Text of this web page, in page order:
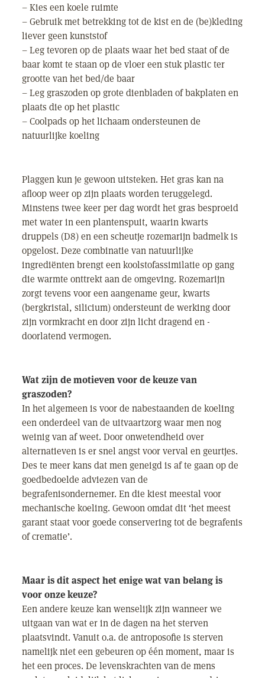
– Kies een koele ruimte
– Gebruik met betrekking tot de kist en de (be)kleding
liever geen kunststof
– Leg tevoren op de plaats waar het bed staat of de
baar komt te staan op de vloer een stuk plastic ter
grootte van het bed/de baar
– Leg graszoden op grote dienbladen of bakplaten en
plaats die op het plastic
– Coolpads op het lichaam ondersteunen de
natuurlijke koeling
Plaggen kun je gewoon uitsteken. Het gras kan na
afloop weer op zijn plaats worden teruggelegd.
Minstens twee keer per dag wordt het gras besproeid
met water in een plantenspuit, waarin kwarts
druppels (D8) en een scheutje rozemarijn badmelk is
opgelost. Deze combinatie van natuurlijke
ingrediënten brengt een koolstofassimilatie op gang
die warmte onttrekt aan de omgeving. Rozemarijn
zorgt tevens voor een aangename geur, kwarts
(bergkristal, silicium) ondersteunt de werking door
zijn vormkracht en door zijn licht dragend en -
doorlatend vermogen.
Wat zijn de motieven voor de keuze van
graszoden?
In het algemeen is voor de nabestaanden de koeling
een onderdeel van de uitvaartzorg waar men nog
weinig van af weet. Door onwetendheid over
alternatieven is er snel angst voor verval en geurtjes.
Des te meer kans dat men geneigd is af te gaan op de
goedbedoelde adviezen van de
begrafenisondernemer. En die kiest meestal voor
mechanische koeling. Gewoon omdat dit ‘het meest
garant staat voor goede conservering tot de begrafenis
of crematie’.
Maar is dit aspect het enige wat van belang is
voor onze keuze?
Een andere keuze kan wenselijk zijn wanneer we
uitgaan van wat er in de dagen na het sterven
plaatsvindt. Vanuit o.a. de antroposofie is sterven
namelijk niet een gebeuren op één moment, maar is
het een proces. De levenskrachten van de mens